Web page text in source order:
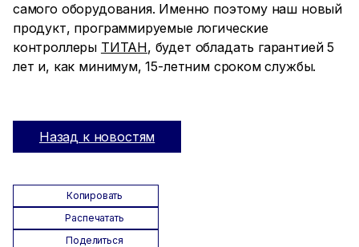
самого оборудования. Именно поэтому наш новый
продукт, программируемые логические
контроллеры ТИТАН, будет обладать гарантией 5
лет и, как минимум, 15-летним сроком службы.
Назад к новостям
Копировать
Распечатать
Поделиться